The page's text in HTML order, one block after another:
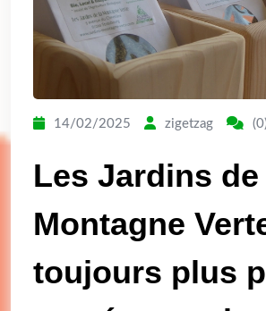
14/02/2025 zigetzag
Les Jardins de
Montagne
toujours plus